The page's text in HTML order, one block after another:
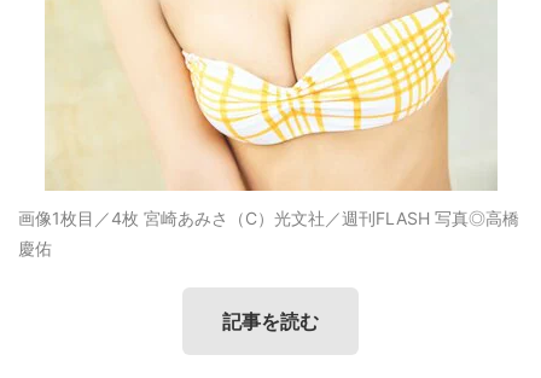
画像1枚目／4枚 宮崎あみさ（C）光文社／週刊FLASH 写真◎高橋
慶佑
記事を読む